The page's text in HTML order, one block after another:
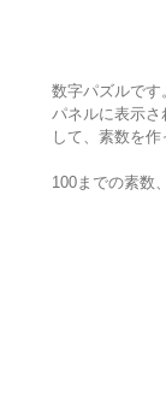
数字パズルです
パネルに表示
して、素数を作
100までの素数